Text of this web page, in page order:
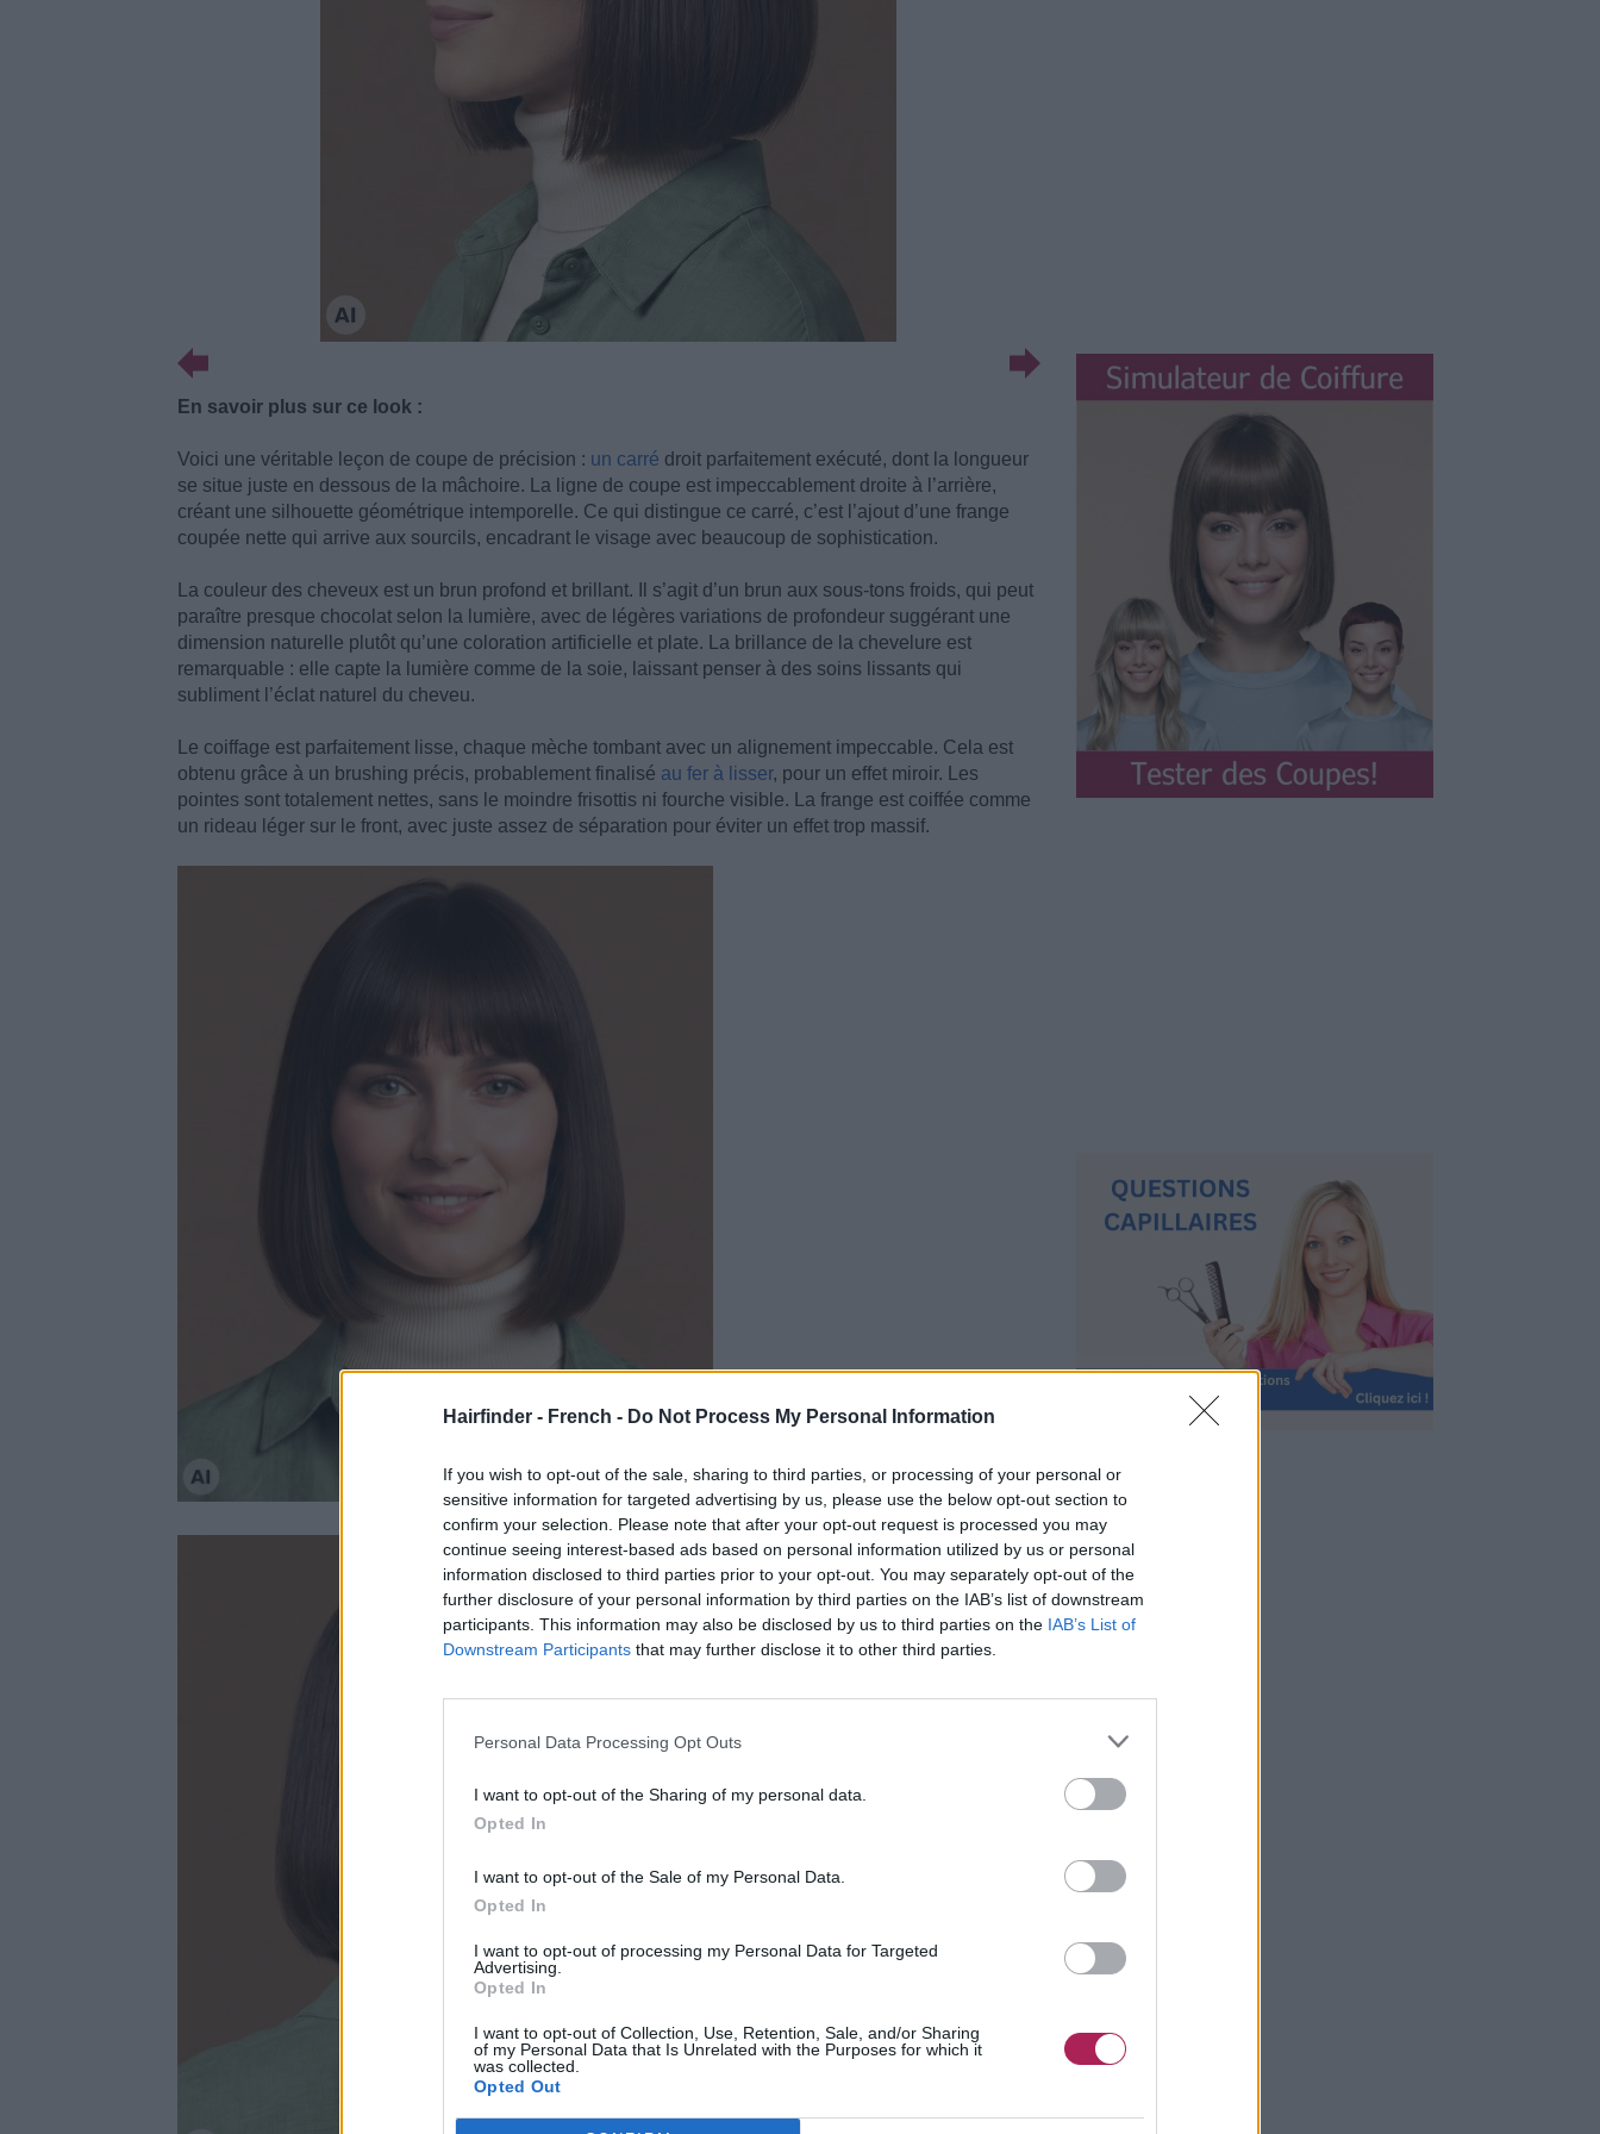
Hairfinder - French - Do Not Process My Personal Information
If you wish to opt-out of the sale, sharing to third parties, or processing of your personal or
sensitive information for targeted advertising by us, please use the below opt-out section to
confirm your selection. Please note that after your opt-out request is processed you may
continue seeing interest-based ads based on personal information utilized by us or personal
information disclosed to third parties prior to your opt-out. You may separately opt-out of the
further disclosure of your personal information by third parties on the IAB’s list of downstream
participants. This information may also be disclosed by us to third parties on the IAB’s List of
Downstream Participants that may further disclose it to other third parties.
Personal Data Processing Opt Outs
I want to opt-out of the Sharing of my personal data.
Opted In
I want to opt-out of the Sale of my Personal Data.
Opted In
I want to opt-out of processing my Personal Data for Targeted
Advertising.
Opted In
I want to opt-out of Collection, Use, Retention, Sale, and/or Sharing
of my Personal Data that Is Unrelated with the Purposes for which it
was collected.
Opted Out
En savoir plus sur ce look :
Voici une véritable leçon de coupe de précision : un carré droit parfaitement exécuté, dont la longueur
se situe juste en dessous de la mâchoire. La ligne de coupe est impeccablement droite à l’arrière,
créant une silhouette géométrique intemporelle. Ce qui distingue ce carré, c’est l’ajout d’une frange
coupée nette qui arrive aux sourcils, encadrant le visage avec beaucoup de sophistication.
La couleur des cheveux est un brun profond et brillant. Il s’agit d’un brun aux sous-tons froids, qui peut
paraître presque chocolat selon la lumière, avec de légères variations de profondeur suggérant une
dimension naturelle plutôt qu’une coloration artificielle et plate. La brillance de la chevelure est
remarquable : elle capte la lumière comme de la soie, laissant penser à des soins lissants qui
subliment l’éclat naturel du cheveu.
Le coiffage est parfaitement lisse, chaque mèche tombant avec un alignement impeccable. Cela est
obtenu grâce à un brushing précis, probablement finalisé au fer à lisser, pour un effet miroir. Les
pointes sont totalement nettes, sans le moindre frisottis ni fourche visible. La frange est coiffée comme
un rideau léger sur le front, avec juste assez de séparation pour éviter un effet trop massif.